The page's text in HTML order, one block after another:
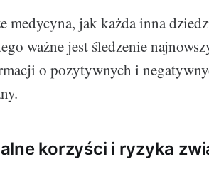
medycyna, jak każda inna
ważne jest śledzenie
o pozytywnych i
korzyści i ryzyka